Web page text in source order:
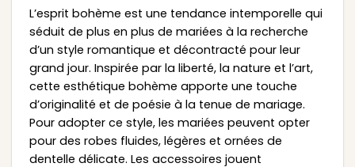
L’esprit bohème est une tendance intemporelle qui
séduit de plus en plus de mariées à la recherche
d’un style romantique et décontracté pour leur
grand jour. Inspirée par la liberté, la nature et l’art,
cette esthétique bohème apporte une touche
d’originalité et de poésie à la tenue de mariage.
Pour adopter ce style, les mariées peuvent opter
pour des robes fluides, légères et ornées de
dentelle délicate. Les accessoires jouent